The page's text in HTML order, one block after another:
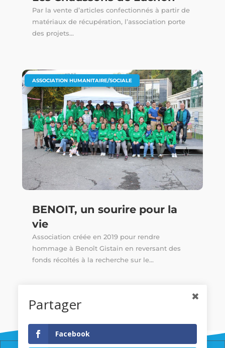
Par la vente d’articles confectionnés à partir de
matériaux de récupération, l’association porte
des projets...
BENOIT, un sourire pour la
vie
ASSOCIATION HUMANITAIRE/SOCIALE
Association créée en 2019 pour rendre
hommage à Benoît Gistain en reversant des
fonds récoltés à la recherche sur le...
Partager
Facebook